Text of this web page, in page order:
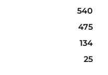
540
475
134
25